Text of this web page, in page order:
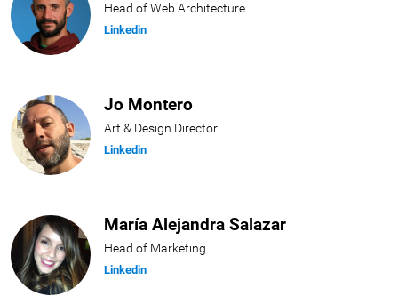
Head of Web Architecture
Linkedin
Jo Montero
Art & Design Director
Linkedin
María Alejandra Salazar
Head of Marketing
Linkedin